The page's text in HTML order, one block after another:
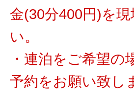
金(30分400円)を
い。
・連泊をご希望
予約をお願い致し